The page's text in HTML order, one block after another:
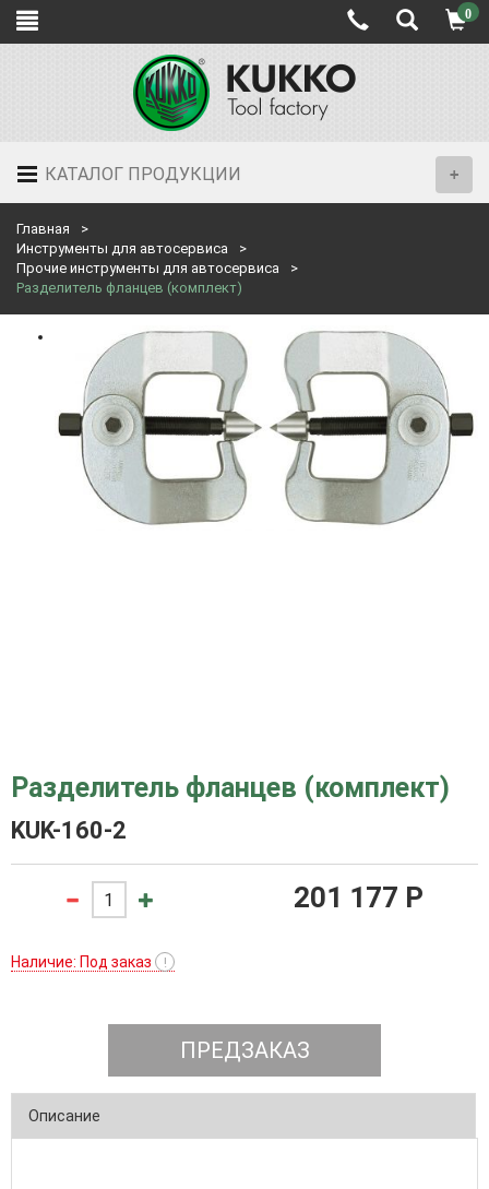
0
КАТАЛОГ ПРОДУКЦИИ
Главная
Инструменты для автосервиса
Прочие инструменты для автосервиса
Разделитель фланцев (комплект)
Разделитель фланцев (комплект)
KUK-160-2
201 177 P
Наличие: Под заказ !
ПРЕДЗАКАЗ
Описание